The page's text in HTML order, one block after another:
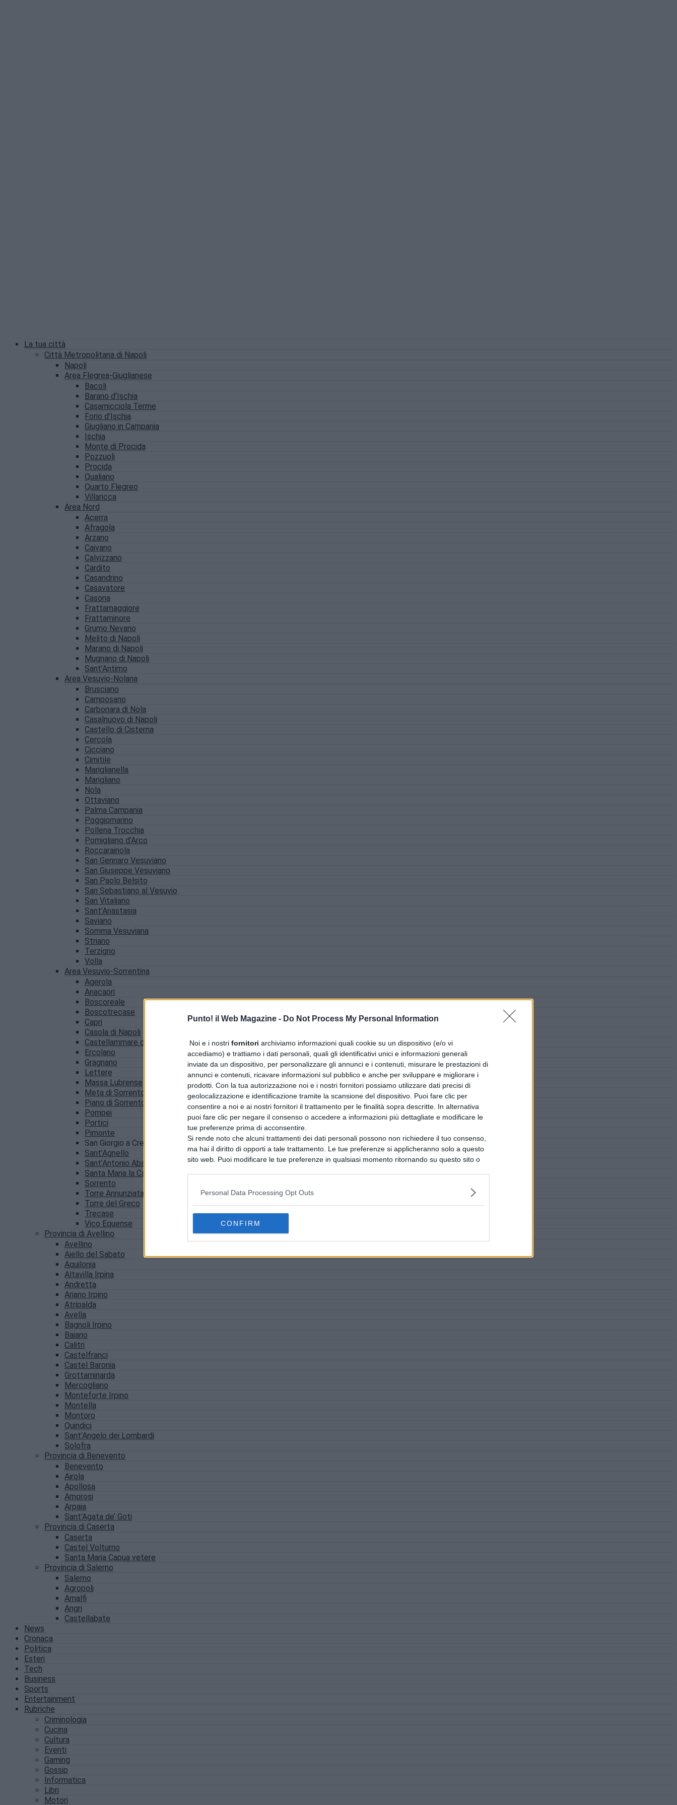
Punto! il Web Magazine - Do Not Process My Personal Information
Noi e i nostri fornitori archiviamo informazioni quali cookie su un dispositivo (e/o vi
accediamo) e trattiamo i dati personali, quali gli identificativi unici e informazioni generali
inviate da un dispositivo, per personalizzare gli annunci e i contenuti, misurare le prestazioni di
annunci e contenuti, ricavare informazioni sul pubblico e anche per sviluppare e migliorare i
prodotti. Con la tua autorizzazione noi e i nostri fornitori possiamo utilizzare dati precisi di
geolocalizzazione e identificazione tramite la scansione del dispositivo. Puoi fare clic per
consentire a noi e ai nostri fornitori il trattamento per le finalità sopra descritte. In alternativa
puoi fare clic per negare il consenso o accedere a informazioni più dettagliate e modificare le
tue preferenze prima di acconsentire.
Si rende noto che alcuni trattamenti dei dati personali possono non richiedere il tuo consenso,
ma hai il diritto di opporti a tale trattamento. Le tue preferenze si applicheranno solo a questo
sito web. Puoi modificare le tue preferenze in qualsiasi momento ritornando su questo sito o
Personal Data Processing Opt Outs
CONFIRM
La tua città
Città Metropolitana di Napoli
Napoli
Area Flegrea-Giuglianese
Bacoli
Barano d’Ischia
Casamicciola Terme
Forio d’Ischia
Giugliano in Campania
Ischia
Monte di Procida
Pozzuoli
Procida
Qualiano
Quarto Flegreo
Villaricca
Area Nord
Acerra
Afragola
Arzano
Caivano
Calvizzano
Cardito
Casandrino
Casavatore
Casoria
Frattamaggiore
Frattaminore
Grumo Nevano
Melito di Napoli
Marano di Napoli
Mugnano di Napoli
Sant’Antimo
Area Vesuvio-Nolana
Brusciano
Camposano
Carbonara di Nola
Casalnuovo di Napoli
Castello di Cisterna
Cercola
Cicciano
Cimitile
Mariglianella
Marigliano
Nola
Ottaviano
Palma Campania
Poggiomarino
Pollena Trocchia
Pomigliano d’Arco
Roccarainola
San Gennaro Vesuviano
San Giuseppe Vesuviano
San Paolo Belsito
San Sebastiano al Vesuvio
San Vitaliano
Sant’Anastasia
Saviano
Somma Vesuviana
Striano
Terzigno
Volla
Area Vesuvio-Sorrentina
Agerola
Anacapri
Boscoreale
Boscotrecase
Capri
Casola di Napoli
Castellammare di Stabia
Ercolano
Gragnano
Lettere
Massa Lubrense
Meta di Sorrento
Piano di Sorrento
Pompei
Portici
Pimonte
San Giorgio a Cremano
Sant’Agnello
Sant’Antonio Abate
Santa Maria la Carità
Sorrento
Torre Annunziata
Torre del Greco
Trecase
Vico Equense
Provincia di Avellino
Avellino
Aiello del Sabato
Aquilonia
Altavilla Irpina
Andretta
Ariano Irpino
Atripalda
Avella
Bagnoli Irpino
Baiano
Calitri
Castelfranci
Castel Baronia
Grottaminarda
Mercogliano
Monteforte Irpino
Montella
Montoro
Quindici
Sant’Angelo dei Lombardi
Solofra
Provincia di Benevento
Benevento
Airola
Apollosa
Amorosi
Arpaia
Sant’Agata de’ Goti
Provincia di Caserta
Caserta
Castel Volturno
Santa Maria Capua vetere
Provincia di Salerno
Salerno
Agropoli
Amalfi
Angri
Castellabate
News
Cronaca
Politica
Esteri
Tech
Business
Sports
Entertainment
Rubriche
Criminologia
Cucina
Cultura
Eventi
Gaming
Gossip
Informatica
Libri
Motori